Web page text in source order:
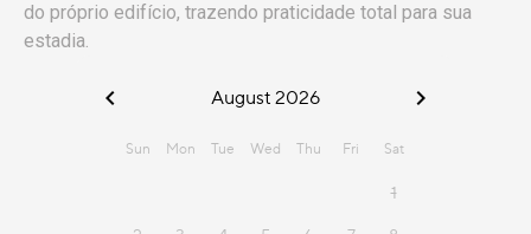
do próprio edifício, trazendo praticidade total para sua
estadia.